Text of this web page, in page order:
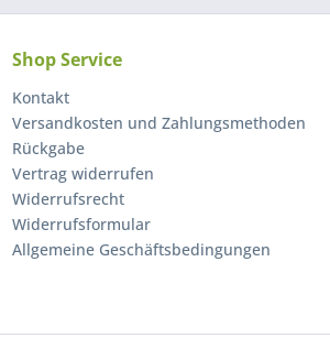
Shop Service
Kontakt
Versandkosten und Zahlungsmethoden
Rückgabe
Vertrag widerrufen
Widerrufsrecht
Widerrufsformular
Allgemeine Geschäftsbedingungen